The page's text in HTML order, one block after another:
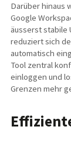
Darüber hinaus
Google
äusserst stabile
reduziert sich
automatisch
Tool zentral
einloggen und
Grenzen mehr